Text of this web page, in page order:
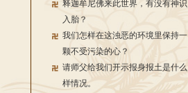
释迦牟尼佛来此世界，有没有神识
入胎？
我们怎样在这浊恶的环境里保持一
颗不受污染的心？
请师父给我们开示报身报土是什么
样情况。